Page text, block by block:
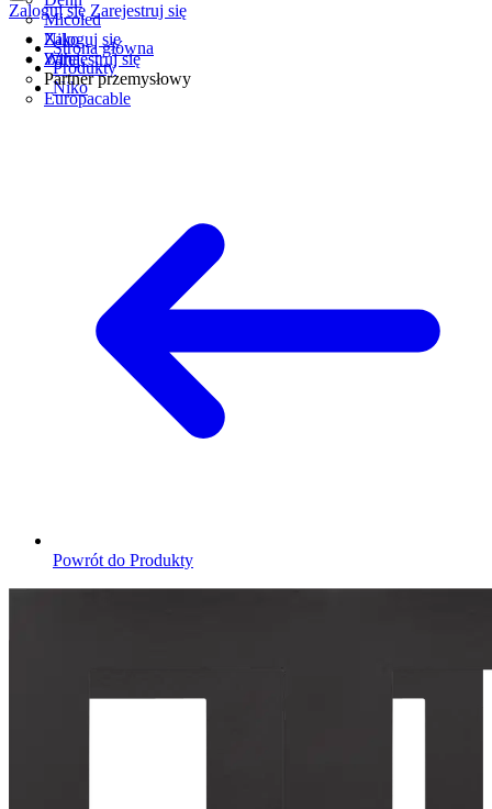
Micoled
Niko
Wiha
Partner przemysłowy
Europacable
Zaloguj się
Zarejestruj się
Zaloguj się Zarejestruj się
Strona główna
Produkty
Niko
Powrót do Produkty